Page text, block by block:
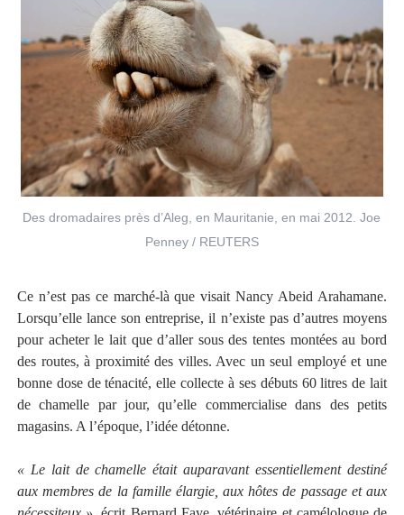
Des dromadaires près d’Aleg, en Mauritanie, en mai 2012. Joe
Penney / REUTERS
Ce n’est pas ce marché-là que visait Nancy Abeid Arahamane.
Lorsqu’elle lance son entreprise, il n’existe pas d’autres moyens
pour acheter le lait que d’aller sous des tentes montées au bord
des routes, à proximité des villes. Avec un seul employé et une
bonne dose de ténacité, elle collecte à ses débuts 60 litres de lait
de chamelle par jour, qu’elle commercialise dans des petits
magasins. A l’époque, l’idée détonne.
« Le lait de chamelle était auparavant essentiellement destiné
aux membres de la famille élargie, aux hôtes de passage et aux